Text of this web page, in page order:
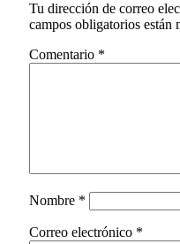
Tu dirección de correo
campos obligatorios están
Comentario *
Nombre *
Correo electrónico *